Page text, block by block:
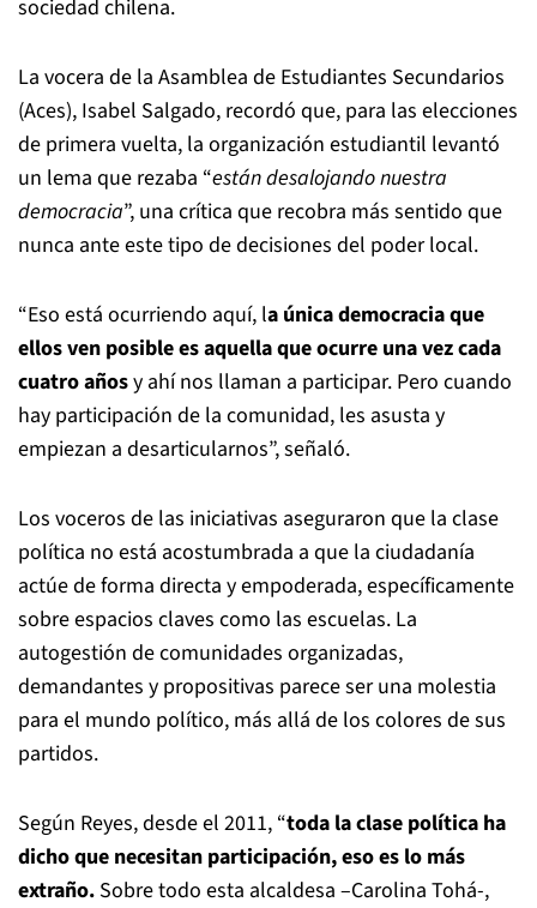
sociedad chilena.
La vocera de la Asamblea de Estudiantes Secundarios
(Aces), Isabel Salgado, recordó que, para las elecciones
de primera vuelta, la organización estudiantil levantó
un lema que rezaba “están desalojando nuestra
democracia”, una crítica que recobra más sentido que
nunca ante este tipo de decisiones del poder local.
“Eso está ocurriendo aquí, la única democracia que
ellos ven posible es aquella que ocurre una vez cada
cuatro añosy ahí nos llaman a participar. Pero cuando
hay participación de la comunidad, les asusta y
empiezan a desarticularnos”, señaló.
Los voceros de las iniciativas aseguraron que la clase
política no está acostumbrada a que la ciudadanía
actúe de forma directa y empoderada, específicamente
sobre espacios claves como las escuelas. La
autogestión de comunidades organizadas,
demandantes y propositivas parece ser una molestia
para el mundo político, más allá de los colores de sus
partidos.
Según Reyes, desde el 2011, “toda la clase política ha
dicho que necesitan participación, eso es lo más
extraño. Sobre todo esta alcaldesa –Carolina Tohá-,